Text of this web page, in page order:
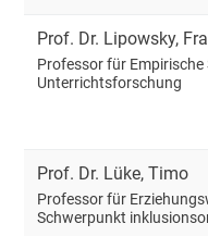
Prof. Dr. Lipowsky,
Professor für Empirische
Unterrichtsforschung
Prof. Dr. Lüke,Timo
Professor für
Schwerpunkt